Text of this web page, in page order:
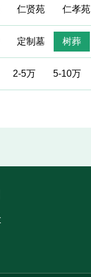
仁贤苑 仁孝苑
定制墓 树葬
2-5万 5-10万